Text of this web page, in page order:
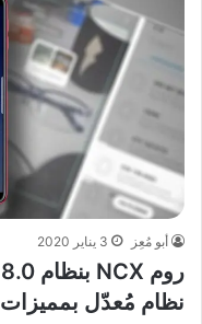
أبو مُعِز 3 يناير 2020
نظام مُعدّل بمميزات Galaxy S8